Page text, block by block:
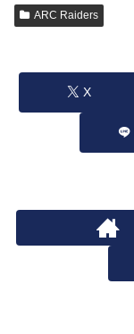
ARC Raiders
X